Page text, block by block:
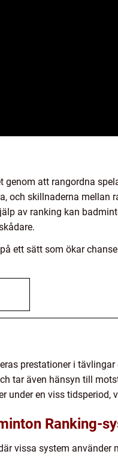
att rangordna
och skillnaderna mellan
av ranking kan
ett sätt som ökar
prestationer i tävlingar
tar även hänsyn till
under en viss tidsperiod,
Ranking-
vissa system använder